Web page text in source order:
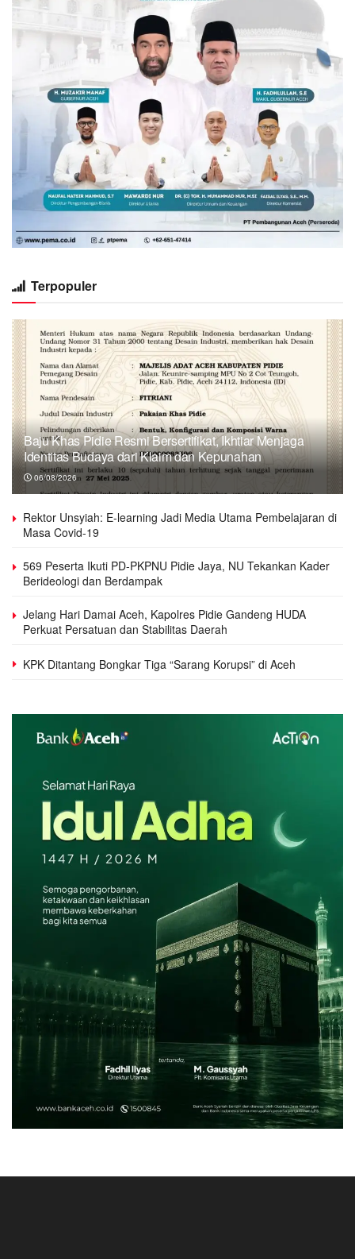
Terpopuler
Baju Khas Pidie Resmi Bersertifikat, Ikhtiar Menjaga
Identitas Budaya dari Klaim dan Kepunahan
06/08/2026
Rektor Unsyiah: E-learning Jadi Media Utama Pembelajaran di
Masa Covid-19
569 Peserta Ikuti PD-PKPNU Pidie Jaya, NU Tekankan Kader
Berideologi dan Berdampak
Jelang Hari Damai Aceh, Kapolres Pidie Gandeng HUDA
Perkuat Persatuan dan Stabilitas Daerah
KPK Ditantang Bongkar Tiga “Sarang Korupsi” di Aceh